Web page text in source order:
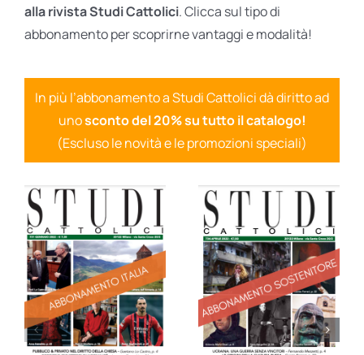
alla rivista Studi Cattolici. Clicca sul tipo di
abbonamento per scoprirne vantaggi e modalità!
In più l’abbonamento a Studi Cattolici dà diritto ad
unosconto del 20% su tutto il catalogo!
(Escluso le novità e le promozioni speciali)